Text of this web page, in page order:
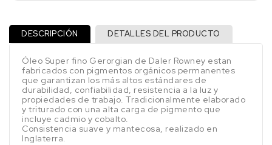
DESCRIPCIÓN DETALLES DEL PRODUCTO
Óleo Super fino Gerorgian de Daler Rowney estan
fabricados con pigmentos orgánicos permanentes
que garantizan los más altos estándares de
durabilidad, confiabilidad, resistencia a la luz y
propiedades de trabajo. Tradicionalmente elaborado
y triturado con una alta carga de pigmento que
incluye cadmio y cobalto.
Consistencia suave y mantecosa, realizado en
Inglaterra.